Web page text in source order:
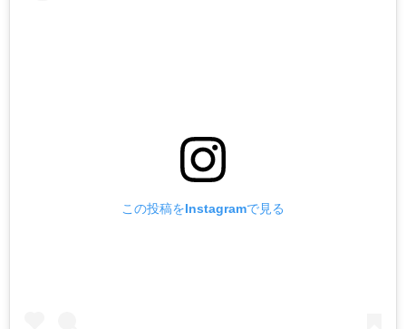
この投稿をInstagramで見る